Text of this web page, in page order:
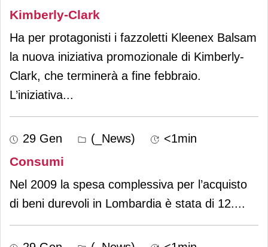
Kimberly-Clark
Ha per protagonisti i fazzoletti Kleenex Balsam
la nuova iniziativa promozionale di Kimberly-
Clark, che terminerà a fine febbraio.
L’iniziativa...
29 Gen (_News) <1min
Consumi
Nel 2009 la spesa complessiva per l’acquisto
di beni durevoli in Lombardia è stata di 12....